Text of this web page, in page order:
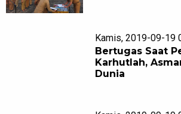
Kamis, 2019-09-19
Bertugas Saat
Karhutlah,
Dunia